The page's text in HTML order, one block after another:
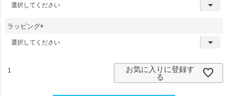
ラッピング
お気に入りに登録す
る